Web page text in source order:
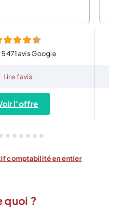
5471 avis Google
Lire l’avis
l’offre
comptabilité en entier
quoi ?